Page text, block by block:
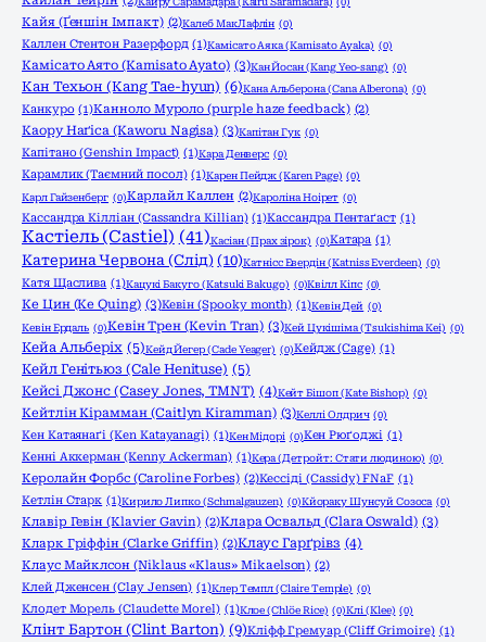
Кайя (Ґеншін Імпакт) (2)Калеб МакЛафлін (0)
Каллен Стентон Разерфорд (1)Камісато Аяка (Kamisato Ayaka) (0)
Камісато Аято (Kamisato Ayato) (3)Кан Йосан (Kang Yeo-sang) (0)
Кан Техьон (Kang Tae-hyun) (6)Кана Альберона (Cana Alberona) (0)
Канкуро (1)Канноло Муроло (purple haze feedback) (2)
Каору Наґіса (Kaworu Nagisa) (3)Капітан Гук (0)
Капітано (Genshin Impact) (1)Кара Денверс (0)
Карамлик (Таємний посол) (1)Карен Пейдж (Karen Page) (0)
Карл Гайзенберг (0)Карлайл Каллен (2)Кароліна Ноірет (0)
Кассандра Кілліан (Cassandra Killian) (1)Кассандра Пентаґаст (1)
Кастіель (Castiel) (41)Касіан (Прах зірок) (0)Катара (1)
Катерина Червона (Слід) (10)Катнісс Евердін (Katniss Everdeen) (0)
Катя Щаслива (1)Кацукі Бакуго (Katsuki Bakugo) (0)Квілл Кіпс (0)
Ке Цин (Ke Quing) (3)Кевін (Spooky month) (1)Кевін Дей (0)
Кевін Ердаль (0)Кевін Трен (Kevin Tran) (3)Кей Цукішіма (Tsukishima Kei) (0)
Кейа Альберіх (5)Кейд Йегер (Cade Yeager) (0)Кейдж (Cage) (1)
Кейл Генітьюз (Cale Henituse) (5)
Кейсі Джонс (Casey Jones, TMNT) (4)Кейт Бішоп (Kate Bishop) (0)
Кейтлін Кірамман (Caitlyn Kiramman) (3)Келлі Олдрич (0)
Кен Катаянаґі (Ken Katayanagi) (1)Кен Мідорі (0)Кен Рюґоджі (1)
Кенні Аккерман (Kenny Ackerman) (1)Кера (Детройт: Стати людиною) (0)
Керолайн Форбс (Caroline Forbes) (2)Кессіді (Cassidy) FNaF (1)
Кетлін Старк (1)Кирило Липко (Schmalgauzen) (0)Кйораку Шунсуй Созоса (0)
Клавір Гевін (Klavier Gavin) (2)Клара Освальд (Clara Oswald) (3)
Кларк Гріффін (Clarke Griffin) (2)Клаус Гарґрівз (4)
Клаус Майклсон (Niklaus «Klaus» Mikaelson) (2)
Клей Дженсен (Clay Jensen) (1)Клер Темпл (Claire Temple) (0)
Клодет Морель (Claudette Morel) (1)Клое (Chlöe Rice) (0)Клі (Klee) (0)
Клінт Бартон (Clint Barton) (9)Кліфф Гремуар (Cliff Grimoire) (1)